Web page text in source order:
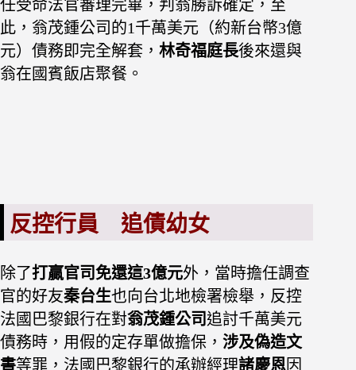
任受命法官審理完畢，判翁勝訴確定，至
此，翁茂鍾公司的1千萬美元（約新台幣3億
元）債務即完全解套， 林奇福庭長後來還與
翁在國賓飯店聚餐。
反控行員 追債幼女
除了打贏官司免還這3億元外，當時擔任調查
官的好友秦台生也向台北地檢署檢舉，反控
法國巴黎銀行在對翁茂鍾公司 追討千萬美元
債務時，用假的定存單做擔保， 涉及偽造文
書等罪，法國巴黎銀行的承辦經理諸慶恩因